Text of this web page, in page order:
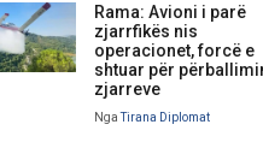
Rama: Avioni i parë
zjarrfikës nis
operacionet, forcë e
shtuar për
zjarreve
NgaTirana Diplomat